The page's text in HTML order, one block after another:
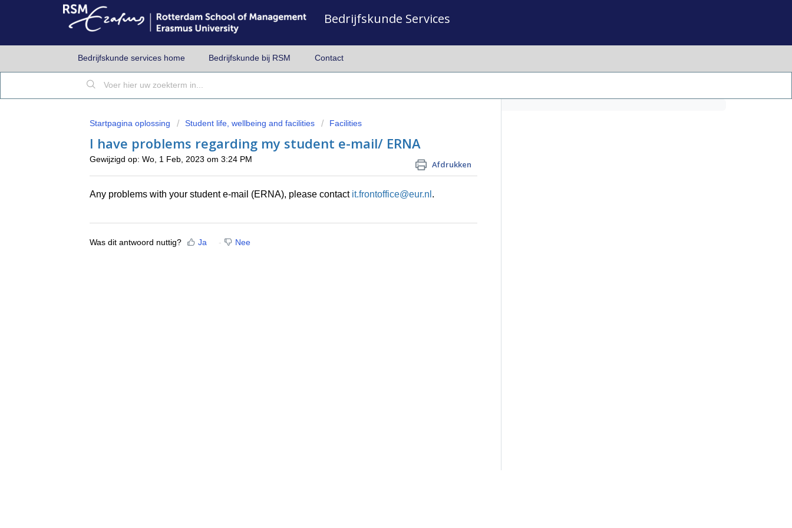
Bedrijfskunde Services
Bedrijfskunde services home Bedrijfskunde bij RSM Contact
Startpagina oplossing Student life, wellbeing and facilities Facilities
I have problems regarding my student e-mail/ ERNA
Afdrukken
Gewijzigd op: Wo, 1 Feb, 2023 om 3:24 PM
Any problems with your student e-mail (ERNA), please contact it.frontoffice@eur.nl .
Was dit antwoord nuttig? Ja Nee